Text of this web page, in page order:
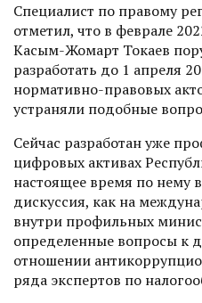
Специалист по правому
отметил, что в феврале
Касым-Жомарт Токаев
разработать до 1 апреля
нормативно-правовых
устраняли подобные
Сейчас разработан уже
цифровых активах
настоящее время по нему
дискуссия, как на
внутри профильных
определенные вопросы к
отношении
ряда экспертов по